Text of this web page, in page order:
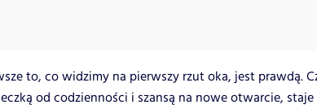
to, co widzimy na pierwszy rzut oka, jest prawdą.
od codzienności i szansą na nowe otwarcie,